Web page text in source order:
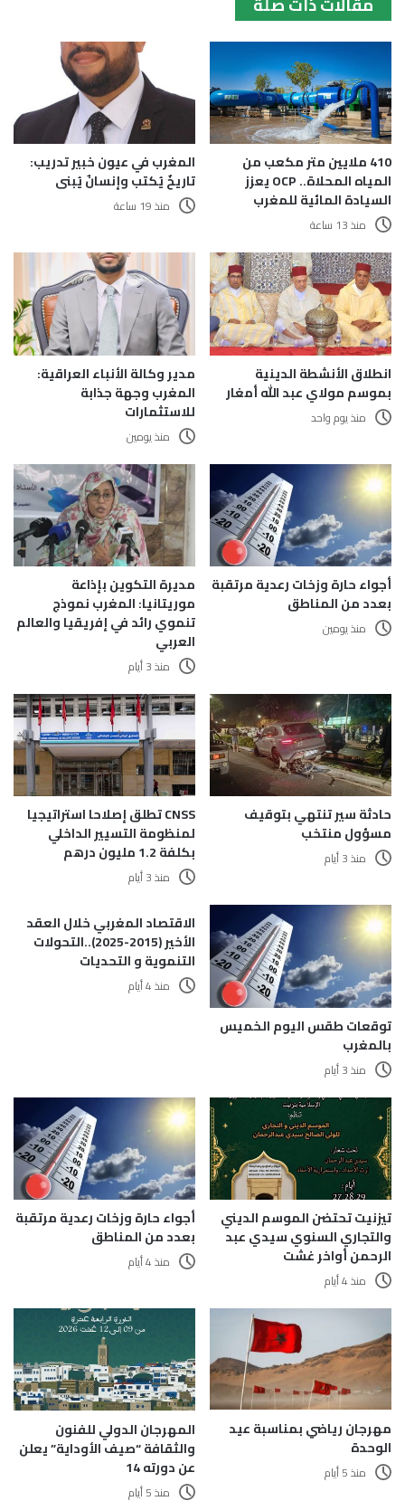
410 ملايين متر مكعب من
المياه المحلاة.. OCP يعزز
السيادة المائية للمغرب
منذ 13 ساعة
المغرب في عيون خبير تدريب:
تاريخٌ يُكتب وإنسانٌ يُبنى
منذ 19 ساعة
انطلاق الأنشطة الدينية
بموسم مولاي عبد الله أمغار
منذ يوم واحد
مدير وكالة الأنباء العراقية:
المغرب وجهة جذابة
للاستثمارات
منذ يومين
أجواء حارة وزخات رعدية مرتقبة
بعدد من المناطق
منذ يومين
مديرة التكوين بإذاعة
موريتانيا: المغرب نموذج
تنموي رائد في إفريقيا والعالم
العربي
منذ 3 أيام
حادثة سير تنتهي بتوقيف
مسؤول منتخب
منذ 3 أيام
CNSS تطلق إصلاحا استراتيجيا
لمنظومة التسيير الداخلي
بكلفة 1.2 مليون درهم
منذ 3 أيام
توقعات طقس اليوم الخميس
بالمغرب
منذ 3 أيام
الاقتصاد المغربي خلال العقد
الأخير (2015-2025)..التحولات
التنموية و التحديات
منذ 4 أيام
تيزنيت تحتضن الموسم الديني
والتجاري السنوي سيدي عبد
الرحمن أواخر غشت
منذ 4 أيام
أجواء حارة وزخات رعدية مرتقبة
بعدد من المناطق
منذ 4 أيام
مهرجان رياضي بمناسبة عيد
الوحدة
منذ 5 أيام
المهرجان الدولي للفنون
والثقافة “صيف الأوداية” يعلن
عن دورته 14
منذ 5 أيام